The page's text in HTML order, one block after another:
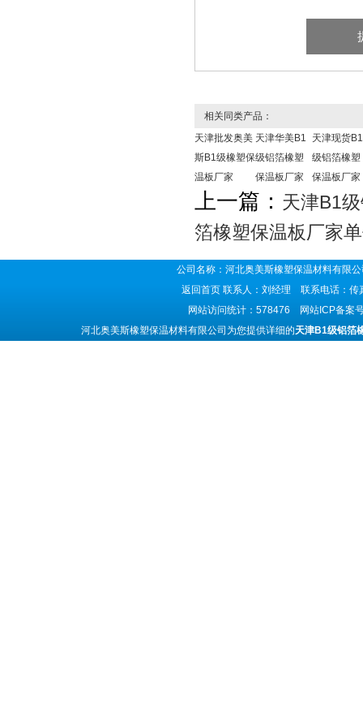
相关同类产品：
天津批发奥美
斯B1级橡塑保
温板厂家
天津华美B1
级铝箔橡塑
保温板厂家
天津现货B1
级铝箔橡塑
保温板厂家
上一篇： 天津B1
箔橡塑保温板厂家
公司名称：河北奥美斯橡塑保温材料有
返回首页 联系人：刘经理 联系电话：
网站访问统计：578476 网站ICP备案
河北奥美斯橡塑保温材料有限公司为您提供详细的天津B1级铝箔